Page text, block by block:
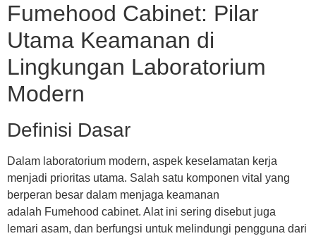
Fumehood Cabinet: Pilar
Utama Keamanan di
Lingkungan Laboratorium
Modern
Definisi Dasar
Dalam laboratorium modern, aspek keselamatan kerja
menjadi prioritas utama. Salah satu komponen vital yang
berperan besar dalam menjaga keamanan
adalah Fumehood cabinet. Alat ini sering disebut juga
lemari asam, dan berfungsi untuk melindungi pengguna dari